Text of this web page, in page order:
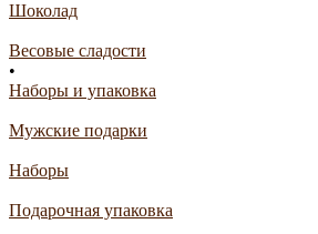
Шоколад
Весовые сладости
•
Наборы и упаковка
Мужские подарки
Наборы
Подарочная упаковка